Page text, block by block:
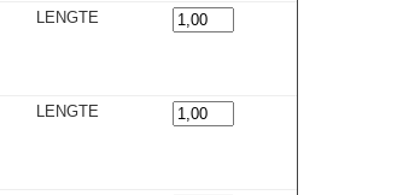
LENGTE
LENGTE